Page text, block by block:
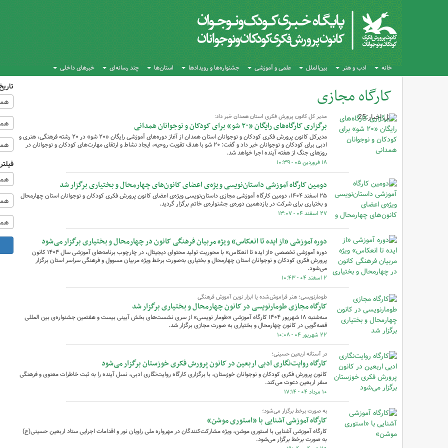
خانه ادب و هنر بین‌الملل علمی و آموزشی جشنواره‌ها و رویدادها استان‌ها چند رسانه‌ای خبرهای داخلی
کارگاه مجازی
کل اخبار:25 مدیر کل کانون پرورش فکری استان همدان خبر داد:
برگزاری کارگاه‌های رایگان «۲۰ شو» برای کودکان و نوجوانان همدانی
مدیرکل کانون پرورش فکری کودکان و نوجوانان استان همدان از آغاز دوره‌های آموزشی رایگان «۲۰ شو» در ۲۰ رشته فرهنگی، هنری و
ادبی برای کودکان و نوجوانان خبر داد و گفت: ۲۰ شو با هدف تقویت روحیه، ایجاد نشاط و ارتقای مهارت‌های کودکان و نوجوانان در
روزهای جنگ از هفته آینده اجرا خواهد شد.
۱۸ فروردین ۰۵ - ۱۰:۳۹
دومین کارگاه آموزشی داستان‌نویسی ویژه‌ی اعضای کانون‌های چهارمحال و بختیاری برگزار شد
۲۵ اسفند ۱۴۰۴، دومین کارگاه آموزشی مجازی داستان‌نویسی ویژه‌ی اعضای کانون پرورش فکری کودکان و نوجوانان استان چهارمحال
و بختیاری برای شرکت در یازدهمین دوره‌ی جشنواره‌ی خاتم برگزار گردید.
۲۷ اسفند ۰۴ - ۱۳:۰۷
دوره آموزشی «از ایده تا انعکاس» ویژه مربیان فرهنگی کانون در چهارمحال و بختیاری برگزار می‌شود
دوره آموزشی تخصصی «از ایده تا انعکاس» با محوریت تولید محتوای دیجیتال، در چارچوب برنامه‌های آموزشی سال ۱۴۰۴ کانون
پرورش فکری کودکان و نوجوانان استان چهارمحال و بختیاری به‌صورت برخط ویژه مربیان مسوول و فرهنگی سراسر استان برگزار
می‌شود.
۲ اسفند ۰۴ - ۱۰:۴۳
طومارنویسی؛ هنر فراموش‌شده یا ابزار نوین آموزش فرهنگی
کارگاه مجازی طومارنویسی در کانون چهارمحال و بختیاری برگزار شد
سه‌شنبه ۱۸ شهریور ۱۴۰۴ کارگاه آموزشی «طومار نویسی» از سری نشست‌های بخش آیینی بیست و هفتمین جشنواره‌ی بین المللی
قصه‌گویی در کانون چهارمحال و بختیاری به صورت مجازی برگزار شد.
۲۲ شهریور ۰۴ - ۱۰:۰۸
در آستانه اربعین حسینی؛
کارگاه روایت‌نگاری ادبی اربعین در کانون پرورش فکری خوزستان برگزار می‌شود
کانون پرورش فکری کودکان و نوجوانان خوزستان، با برگزاری کارگاه روایت‌نگاری ادبی، نسل آینده را به ثبت خاطرات معنوی و فرهنگی
سفر اربعین دعوت می‌کند.
۱۰ مرداد ۰۴ - ۱۷:۱۴
به صورت برخط برگزار می‌شود؛
کارگاه آموزشی آشنایی با «استوری موشن»
کارگاه آموزشی آشنایی با استوری موشن، ویژه مشارکت‌کنندگان در مهرواره ملی راویان نور و اقدامات اجرایی ستاد اربعین حسینی(ع)
به صورت برخط برگزار می‌شود.